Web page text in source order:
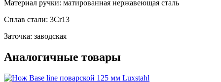
Материал ручки: матированная нержавеющая сталь
Сплав стали: 3Cr13
Заточка: заводская
Аналогичные товары